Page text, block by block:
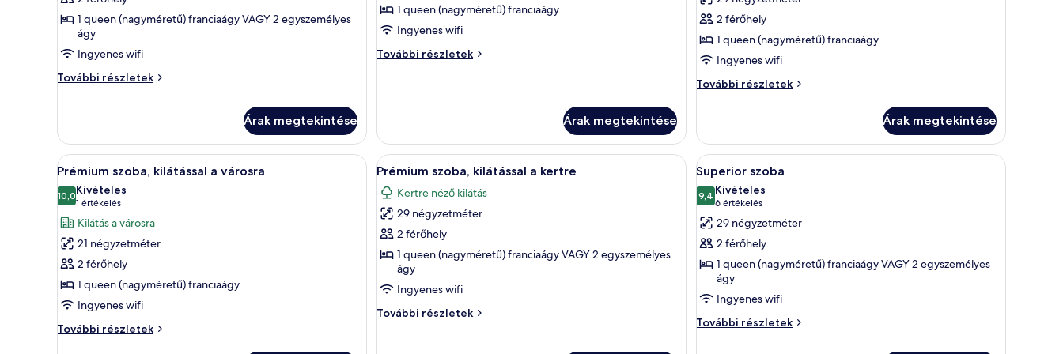
megtekintése:
Standard
szoba
1 queen (nagyméretű) franciaágy VAGY 2 egyszemélyes
ágy
Ingyenes wifi
További részletek
Standard
Árak megtekintése
megtekintése:
Junior
kilátással
1 queen (nagyméretű) franciaágy
Ingyenes wifi
További részletek
Junior
részletei
Árak megtekintése
megtekintése:
Prémium
szoba,
erkély
2 férőhely
1 queen (nagyméretű) franciaágy
Ingyenes wifi
További részletek
Prémium
részletei
Árak megtekintése
A
következő
szoba
összes
képének
megtekintése:
Prémium
szoba,
kilátással
a
Egy modern szállodaszoba, amelyben egy nagy ágy, egy íróasztal található, és az ablakon keresztül kilátás nyílik a városra.
11
Prémium szoba, kilátással a városra
10,010-ből 10,0
Kivételes
1 értékelés
(1
értékelés)
Kilátás a városra
21 négyzetméter
2 férőhely
1 queen (nagyméretű) franciaágy
Ingyenes wifi
További részletek
Prémium
A
következő
szoba
összes
képének
megtekintése:
Prémium
szoba,
kilátással
Egy modern szoba, melyben van egy fa íróasztal, egy bőr szék, egy kis, kerek asztal lámpával, és nagy ablakokon
12
Prémium szoba, kilátással a kertre
Kertre néző kilátás
29 négyzetméter
2 férőhely
1 queen (nagyméretű) franciaágy VAGY 2 egyszemélyes
ágy
Ingyenes wifi
További részletek
Prémium
A
következő
szoba
összes
képének
megtekintése:
Superior
szoba
Egy gondosan megterített ágy, rajta egy
14
Superior szoba
9,410-ből 9,4
Kivételes
6 értékelés
(6
értékelés)
29 négyzetméter
2 férőhely
1 queen (nagyméretű) franciaágy VAGY 2 egyszemélyes
ágy
Ingyenes wifi
További részletek
Superior